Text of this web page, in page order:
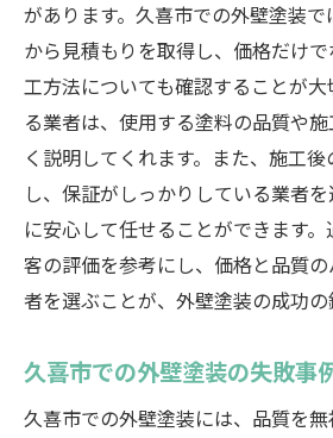
があります。久喜市での外壁塗装
から見積もりを取得し、価格だけ
工方法についても確認することが
る業者は、使用する塗料の品質や
く説明してくれます。また、施工
し、保証がしっかりしている業者
に安心して任せることができます
客の評価を参考にし、価格と品質
者を選ぶことが、外壁塗装の成功の
久喜市での外壁塗装の失敗事
久喜市での外壁塗装には、品質を